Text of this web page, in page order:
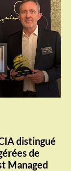
distingué
de
Managed